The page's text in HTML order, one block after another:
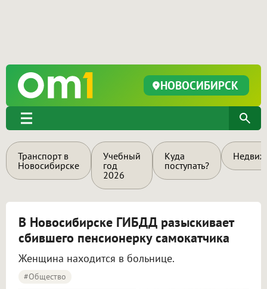
НОВОСИБИРСК
Транспорт в
Новосибирске
Учебный
год
2026
Куда
поступать?
В Новосибирске ГИБДД разыскивает
сбившего пенсионерку самокатчика
Женщина находится в больнице.
#Общество